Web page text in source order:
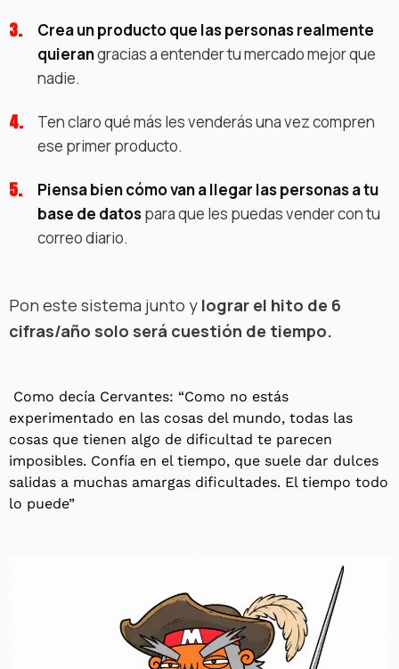
Crea un producto que las personas realmente
quierangracias a entender tu mercado mejor que
nadie.
Ten claro qué más les venderás una vez compren
ese primer producto.
Piensa bien cómo van a llegar las personas a tu
base de datospara que les puedas vender con tu
correo diario.
Pon este sistema junto y lograr el hito de 6
cifras/año solo será cuestión de tiempo.
Como decía Cervantes: “Como no estás
experimentado en las cosas del mundo, todas las
cosas que tienen algo de dificultad te parecen
imposibles. Confía en el tiempo, que suele dar dulces
salidas a muchas amargas dificultades. El tiempo todo
lo puede”